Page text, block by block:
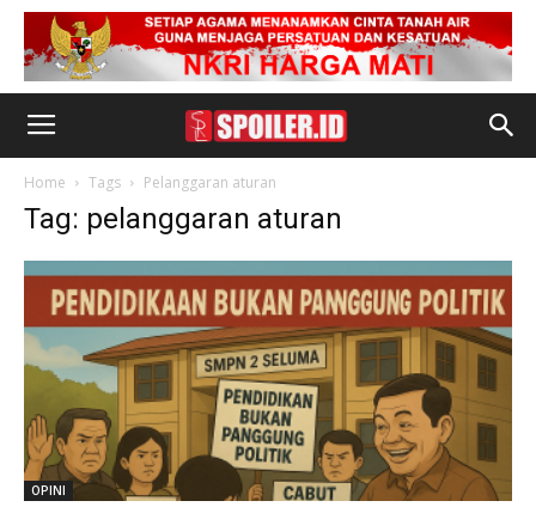
Home Tags Pelanggaran aturan
Tag: pelanggaran aturan
OPINI